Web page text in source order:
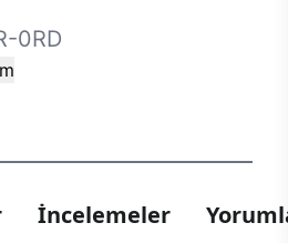
0RD
İncelemeler